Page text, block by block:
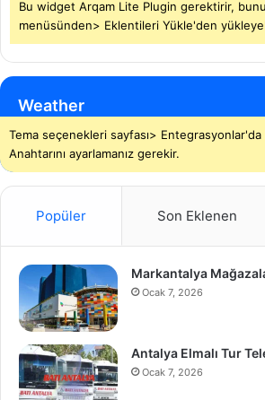
Bu widget Arqam Lite Plugin gerektirir, bunu
menüsünden> Eklentileri Yükle'den
Weather
Tema seçenekleri sayfası> Entegrasyonlar'da
Anahtarını ayarlamanız gerekir.
Popüler Son Eklenen
Markantalya
Ocak 7, 2026
Antalya Elmalı Tur
Ocak 7, 2026